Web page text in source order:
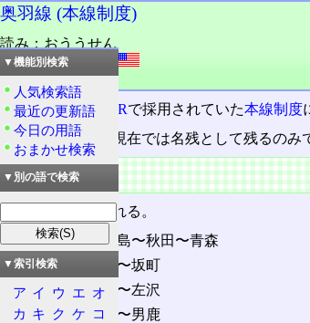
奥羽線 (本線制度)
読み：おううせん
外語：Ōu line
品詞：固有名詞
かつての国鉄 JRで採用されていた本線制度
この呼び方は、現在では名残として残るのみ
該当路線
次の路線が含まれる。
奥羽本線: 福島〜秋田〜青森
米坂線
: 米沢〜坂町
左沢線: 山形〜左沢
男鹿線: 追分〜男鹿
▼機能別検索
人気検索語
最近の更新語
今日の用語
おまかせ検索
▼別の語で検索
▼索引検索
ア イ ウ エ オ
カ キ ク ケ コ